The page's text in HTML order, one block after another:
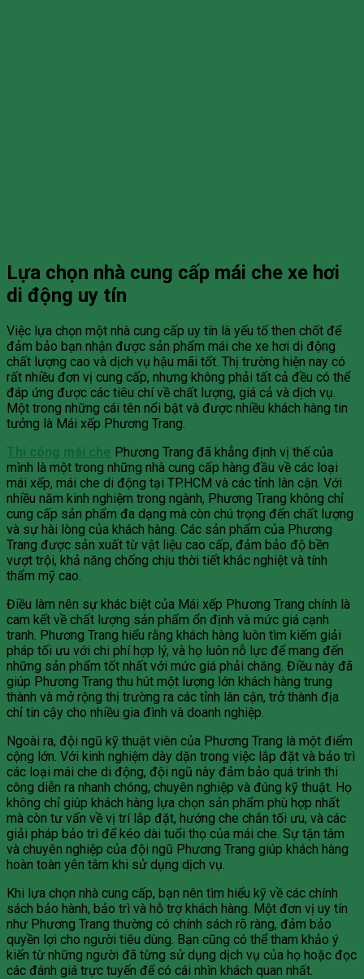
Lựa chọn nhà cung cấp mái che xe hơi
di động uy tín
Việc lựa chọn một nhà cung cấp uy tín là yếu tố then chốt để
đảm bảo bạn nhận được sản phẩm mái che xe hơi di động
chất lượng cao và dịch vụ hậu mãi tốt. Thị trường hiện nay có
rất nhiều đơn vị cung cấp, nhưng không phải tất cả đều có thể
đáp ứng được các tiêu chí về chất lượng, giá cả và dịch vụ.
Một trong những cái tên nổi bật và được nhiều khách hàng tin
tưởng là Mái xếp Phương Trang.
Thi công mái che Phương Trang đã khẳng định vị thế của
mình là một trong những nhà cung cấp hàng đầu về các loại
mái xếp, mái che di động tại TP.HCM và các tỉnh lân cận. Với
nhiều năm kinh nghiệm trong ngành, Phương Trang không chỉ
cung cấp sản phẩm đa dạng mà còn chú trọng đến chất lượng
và sự hài lòng của khách hàng. Các sản phẩm của Phương
Trang được sản xuất từ vật liệu cao cấp, đảm bảo độ bền
vượt trội, khả năng chống chịu thời tiết khắc nghiệt và tính
thẩm mỹ cao.
Điều làm nên sự khác biệt của Mái xếp Phương Trang chính là
cam kết về chất lượng sản phẩm ổn định và mức giá cạnh
tranh. Phương Trang hiểu rằng khách hàng luôn tìm kiếm giải
pháp tối ưu với chi phí hợp lý, và họ luôn nỗ lực để mang đến
những sản phẩm tốt nhất với mức giá phải chăng. Điều này đã
giúp Phương Trang thu hút một lượng lớn khách hàng trung
thành và mở rộng thị trường ra các tỉnh lân cận, trở thành địa
chỉ tin cậy cho nhiều gia đình và doanh nghiệp.
Ngoài ra, đội ngũ kỹ thuật viên của Phương Trang là một điểm
cộng lớn. Với kinh nghiệm dày dặn trong việc lắp đặt và bảo trì
các loại mái che di động, đội ngũ này đảm bảo quá trình thi
công diễn ra nhanh chóng, chuyên nghiệp và đúng kỹ thuật. Họ
không chỉ giúp khách hàng lựa chọn sản phẩm phù hợp nhất
mà còn tư vấn về vị trí lắp đặt, hướng che chắn tối ưu, và các
giải pháp bảo trì để kéo dài tuổi thọ của mái che. Sự tận tâm
và chuyên nghiệp của đội ngũ Phương Trang giúp khách hàng
hoàn toàn yên tâm khi sử dụng dịch vụ.
Khi lựa chọn nhà cung cấp, bạn nên tìm hiểu kỹ về các chính
sách bảo hành, bảo trì và hỗ trợ khách hàng. Một đơn vị uy tín
như Phương Trang thường có chính sách rõ ràng, đảm bảo
quyền lợi cho người tiêu dùng. Bạn cũng có thể tham khảo ý
kiến từ những người đã từng sử dụng dịch vụ của họ hoặc đọc
các đánh giá trực tuyến để có cái nhìn khách quan nhất.